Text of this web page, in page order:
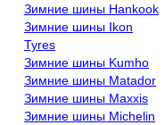
Зимние шины Hankook
Зимние шины Ikon
Tyres
Зимние шины Kumho
Зимние шины Matador
Зимние шины Maxxis
Зимние шины Michelin